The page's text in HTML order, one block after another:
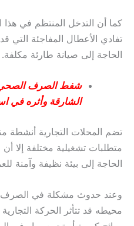
كما أن التدخل المنتظم في
تفادي الأعطال المفاجئة التي
الحاجة إلى صيانة طارئة مكلفة.
شفط الصرف الصحي
الشارقة وأثره في
تضم المحلات التجارية أنشطة
متطلبات تشغيلية مختلفة إلا
الحاجة إلى بيئة نظيفة وآمنة
وعند حدوث مشكلة في الصرف
محيطه قد تتأثر الحركة